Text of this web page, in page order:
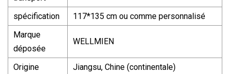
spécification
117*135 cm ou comme personnalisé
Marque
déposée
WELLMIEN
Origine
Jiangsu, Chine (continentale)